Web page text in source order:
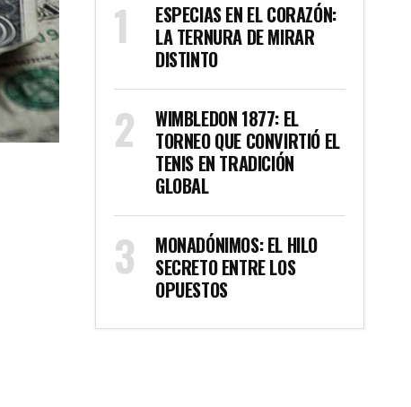
ESPECIAS EN EL CORAZÓN:
LA TERNURA DE MIRAR
DISTINTO
WIMBLEDON 1877: EL
TORNEO QUE CONVIRTIÓ EL
TENIS EN TRADICIÓN
GLOBAL
MONADÓNIMOS: EL HILO
SECRETO ENTRE LOS
OPUESTOS